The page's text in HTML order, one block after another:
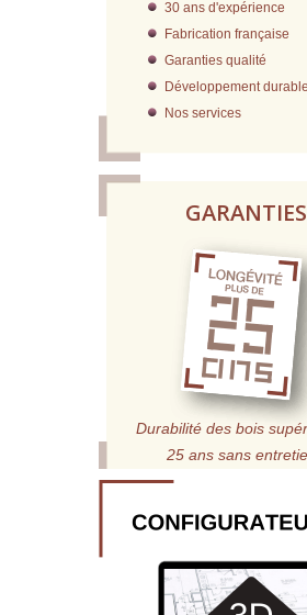
30 ans d'expérience
Fabrication française
Garanties qualité
Développement durable
Nos services
GARANTIES
Durabilité des bois
25 ans sans